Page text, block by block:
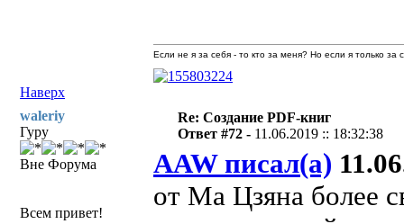
Наверх
Если не я за себя - то кто за меня? Но если я только
waleriy
Гуру
Вне Форума
Всем привет!
Re: Создание PDF-книг
Ответ #72 - 11.06.2019 :: 18:32:38
AAW писал(а)
от Ма Цзяна более